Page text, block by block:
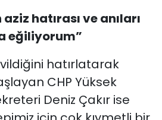
hatırası ve anıları
eğiliyorum”
hatırlatarak
CHP Yüksek
Deniz Çakır ise